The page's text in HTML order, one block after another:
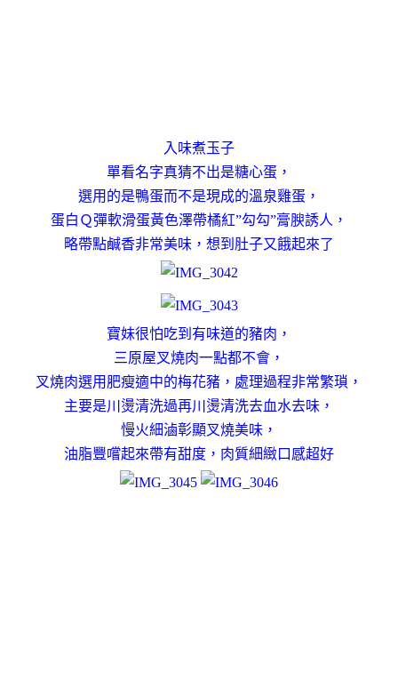
入味煮玉子
單看名字真猜不出是糖心蛋，
選用的是鴨蛋而不是現成的溫泉雞蛋，
蛋白Ｑ彈軟滑蛋黃色澤帶橘紅”勾勾”膏腴誘人，
略帶點鹹香非常美味，想到肚子又餓起來了
寶妹很怕吃到有味道的豬肉，
三原屋叉燒肉一點都不會，
叉燒肉選用肥瘦適中的梅花豬 ， 處理過程非常繁瑣，
主要是川燙清洗過再川燙清洗去血水去味，
慢火細滷彰顯叉燒美味 ，
油脂豐嚐起來帶有甜度，肉質細緻口感超好